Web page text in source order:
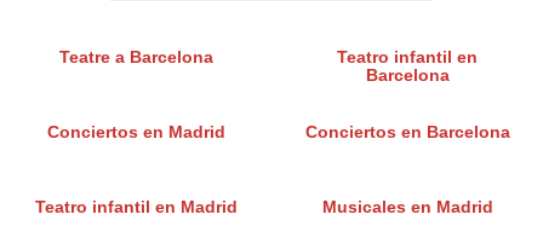
Teatre a Barcelona
Teatro infantil en
Barcelona
Conciertos en Madrid Conciertos en Barcelona
Teatro infantil en Madrid Musicales en Madrid